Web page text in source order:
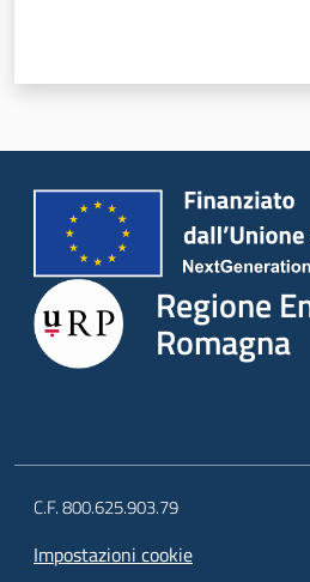
Regione
Romagna
C.F. 800.625.903.79
Impostazioni cookie